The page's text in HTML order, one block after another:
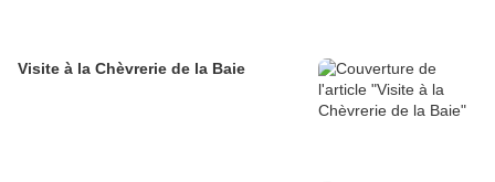
Visite à la Chèvrerie de la Baie